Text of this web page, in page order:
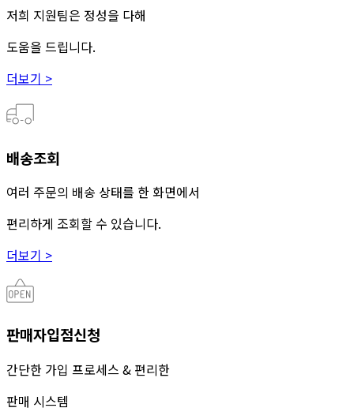
저희 지원팀은 정성을 다해
도움을 드립니다.
더보기 >
배송조회
여러 주문의 배송 상태를 한 화면에서
편리하게 조회할 수 있습니다.
더보기 >
판매자입점신청
간단한 가입 프로세스 & 편리한
판매 시스템